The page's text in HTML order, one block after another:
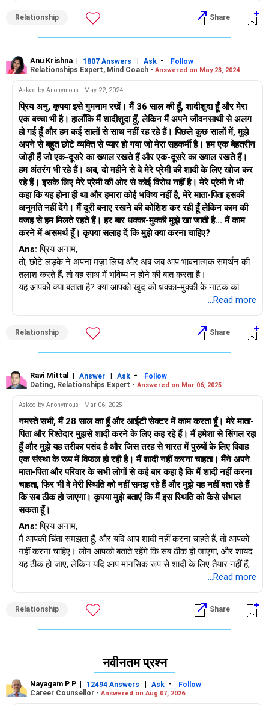
समान विचारधारा वाले लोग मिल सकते हैं। कुछ शौक वर्ग या साहसिक शिविरों
का हिस्सा बनने से भी समान बैठक बिंदु मिल सकते हैं जहां आप उन लोगों से
मिल सकते हैं जिनकी रुचि आपके जैसी ही है।
अंत में, हार मत मानिए... जब समय सही हो, तो वह सही है... इसलिए, आशा न
खोएं लेकिन निश्चित रूप से अपनी वर्तमान भयभीत मानसिकता को खो दें और
एक ऐसी मानसिकता को अपनाएं जो आनंदमय, प्रसन्न और निस्वार्थ हो।
शुभकामनाएं!
Relationship Share
Anu Krishna | 1807 Answers | Ask -
Follow
Relationships Expert, Mind Coach - Answered on May 23, 2024
Asked by Anonymous - May 22, 2024
प्रिय अनु, कृपया इसे गुमनाम रखें। मैं 36 साल की हूँ, शादीशुदा हूँ और मेरा
एक बच्चा भी है। हालाँकि मैं शादीशुदा हूँ, लेकिन मैं अपने जीवनसाथी से अलग
हो गई हूँ और हम कई सालों से साथ नहीं रह रहे हैं। पिछले कुछ सालों में, मुझे
अपने से बहुत छोटे व्यक्ति से प्यार हो गया जो मेरा सहकर्मी है। हम एक बेहतरीन
जोड़ी हैं जो एक-दूसरे का ख्याल रखते हैं और एक-दूसरे का ख्याल रखते हैं।
हम अंतरंग भी रहे हैं। अब, दो महीने से वे मेरे प्रेमी की शादी के लिए खोज कर
रहे हैं। इसके लिए मेरे प्रेमी की ओर से कोई विरोध नहीं है। मेरे प्रेमी ने भी
कहा कि यह होना ही था और हमारा कोई भविष्य नहीं है, मेरे माता-पिता इसकी
अनुमति नहीं देंगे। मैं दूरी बनाए रखने की कोशिश कर रही हूँ लेकिन काम की
वजह से हम मिलते रहते हैं। हर बार धक्का-मुक्की मुझे खा जाती है... मैं काम
करने में असमर्थ हूँ। कृपया सलाह दें कि मुझे क्या करना चाहिए?
Ans: प्रिय अनाम,
तो, छोटे लड़के ने अपना मज़ा लिया और अब जब आप भावनात्मक समर्थन की
तलाश करते हैं, तो वह साथ में भविष्य न होने की बात करता है।
यह आपको क्या बताता है? क्या आपको खुद को धक्का-मुक्की के नाटक का
हिस्सा बनने देना चाहिए? साथ ही, अपनी शादी से अलग हुए बिना, यह सिर्फ़ एक
आप उससे ज़्यादा इसमें दिलचस्पी रखते हैं...
जहाँ ज़रूरी हो, वहाँ सीमाएँ खींचकर अपने दिमाग की सुरक्षा करें...
जहाँ तक कार्यस्थल पर मिलने की बात है, तो अब आपको उससे प्रतिरोध का
यह दुख पहुँचाएगा; इसलिए मैंने सुझाव दिया कि यह सिर्फ़ दिल टूटने से ज़्यादा है,
यह एक दिमागी खेल है...अपने खुद के सबसे अच्छे दोस्त बनें और अपने लिए
सही सोचें!
शुभकामनाएँ!
अनु कृष्णा
माइंड कोच|एनएलपी ट्रेनर|लेखक
ड्रॉप इन: www.unfear.io
मुझसे संपर्क करें: Facebook: anukrish07/ और LinkedIn:
anukrishna-joyofserving/
...Read more
Relationship Share
Ravi Mittal | Answer | Ask -
Follow
Dating, Relationships Expert - Answered on Mar 06, 2025
Asked by Anonymous - Mar 06, 2025
नमस्ते सभी, मैं 28 साल का हूँ और आईटी सेक्टर में काम करता हूँ। मेरे माता-
पिता और रिश्तेदार मुझसे शादी करने के लिए कह रहे हैं। मैं हमेशा से सिंगल रहा
हूँ और मुझे यह तरीका पसंद है और जिस तरह से भारत में पुरुषों के लिए विवाह
एक संस्था के रूप में विफल हो रही है। मैं शादी नहीं करना चाहता। मैंने अपने
माता-पिता और परिवार के सभी लोगों से कई बार कहा है कि मैं शादी नहीं करना
चाहता, फिर भी वे मेरी स्थिति को नहीं समझ रहे हैं और मुझे यह नहीं बता रहे हैं
कि सब ठीक हो जाएगा। कृपया मुझे बताएं कि मैं इस स्थिति को कैसे संभाल
सकता हूँ।
Ans: प्रिय अनाम,
मैं आपकी चिंता समझता हूँ, और यदि आप शादी नहीं करना चाहते हैं, तो आपको
नहीं करना चाहिए। लोग आपको बताते रहेंगे कि सब ठीक हो जाएगा, और शायद
यह ठीक हो जाए, लेकिन यदि आप मानसिक रूप से शादी के लिए तैयार नहीं हैं,
अपनी चिंताओं को व्यक्त करने का प्रयास करें और अपने परिवार को बताएं कि
शादी के विचार से आपको खुशी नहीं मिलती है। यदि वे फिर भी आग्रह करते हैं,
तो उनसे पूछें कि यदि शादी सफल नहीं हुई और आप न केवल अकेले रह गए,
मैं फिर भी आपको सलाह दूंगा कि जब तक आप तैयार न हों, तब तक शादी न
करें।
...Read more
Relationship Share
नवीनतम प्रश्न
Nayagam P P | 12494 Answers | Ask -
Follow
Career Counsellor - Answered on Aug 07, 2026